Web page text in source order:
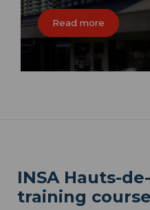
Read more
INSA Hauts-
training